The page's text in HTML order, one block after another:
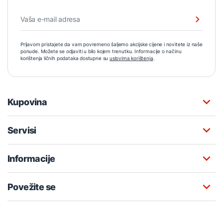
Prijavom pristajete da vam povremeno šaljemo akcijske cijene i novitete iz naše
ponude. Možete se odjaviti u bilo kojem trenutku. Informacije o načinu
korištenja ličnih podataka dostupne su uslovima korištenja.
Kupovina
Servisi
Informacije
Povežite se